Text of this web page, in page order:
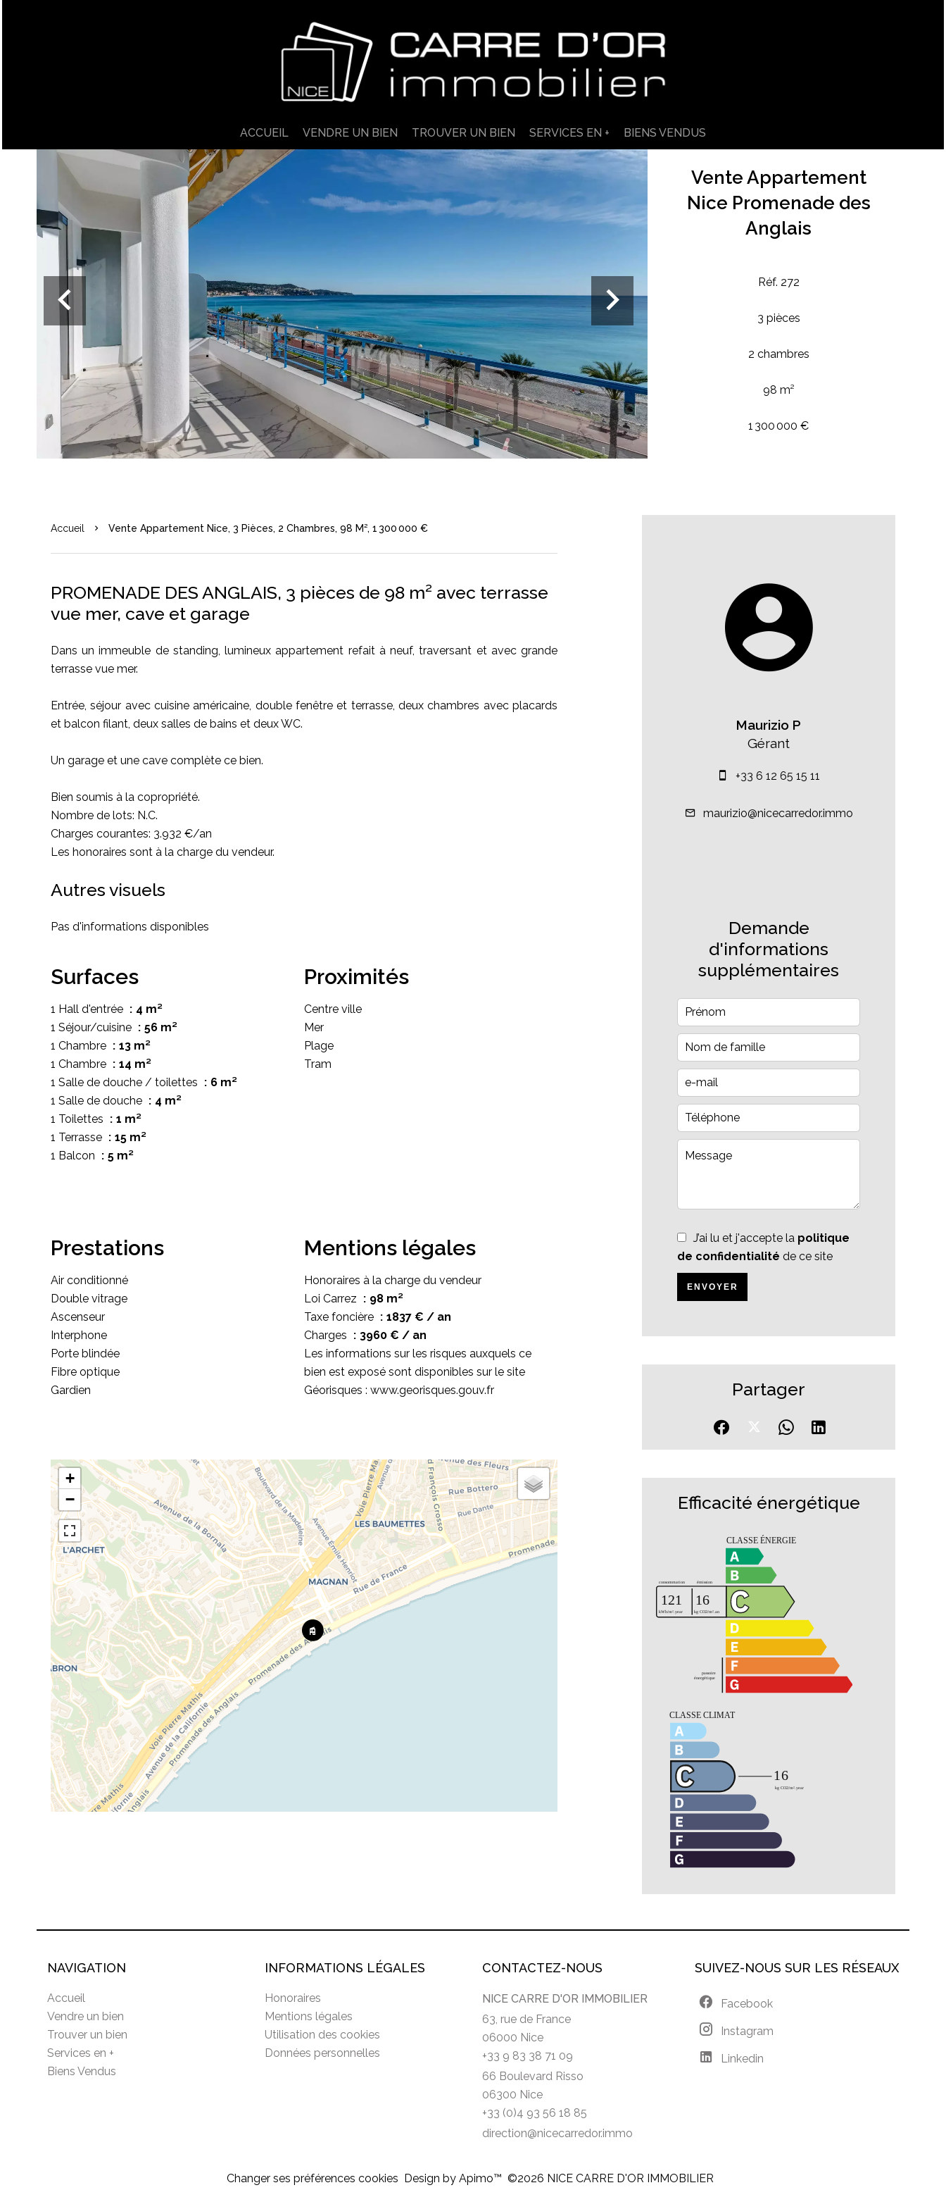
ACCUEIL VENDRE UN BIEN TROUVER UN BIEN SERVICES EN + BIENS VENDUS
Vente Appartement
Nice Promenade des
Anglais
Réf. 272
3 pièces
2 chambres
98 m²
1 300 000 €
Accueil Vente Appartement Nice, 3 Pièces, 2 Chambres, 98 M², 1 300 000 €
PROMENADE DES ANGLAIS, 3 pièces de 98 m² avec terrasse
vue mer, cave et garage
Dans un immeuble de standing, lumineux appartement refait à neuf, traversant et avec grande
terrasse vue mer.
Entrée, séjour avec cuisine américaine, double fenêtre et terrasse, deux chambres avec placards
et balcon filant, deux salles de bains et deux WC.
Un garage et une cave complète ce bien.
Bien soumis à la copropriété.
Nombre de lots: N.C.
Charges courantes: 3.932 €/an
Les honoraires sont à la charge du vendeur.
Autres visuels
Pas d'informations disponibles
Surfaces
1 Hall d'entrée
4 m²
1 Séjour/cuisine
56 m²
1 Chambre
13 m²
1 Chambre
14 m²
1 Salle de douche / toilettes
6 m²
1 Salle de douche
4 m²
1 Toilettes
1 m²
1 Terrasse
15 m²
1 Balcon
5 m²
Proximités
Centre ville
Mer
Plage
Tram
Prestations
Air conditionné
Double vitrage
Ascenseur
Interphone
Porte blindée
Fibre optique
Gardien
Mentions légales
Honoraires à la charge du vendeur
Loi Carrez
98 m²
Taxe foncière
1837 € / an
Charges
3960 € / an
Les informations sur les risques auxquels ce
bien est exposé sont disponibles sur le site
Géorisques : www.georisques.gouv.fr
+
−
Maurizio P
Gérant
+33 6 12 65 15 11
maurizio@nicecarredor.immo
Demande
d'informations
supplémentaires
J’ai lu et j'accepte la politique
de confidentialité de ce site
ENVOYER
Partager
Efficacité énergétique
NAVIGATION
Accueil
Vendre un bien
Trouver un bien
Services en +
Biens Vendus
INFORMATIONS LÉGALES
Honoraires
Mentions légales
Utilisation des cookies
Données personnelles
CONTACTEZ-NOUS
NICE CARRE D'OR IMMOBILIER
63, rue de France
06000 Nice
+33 9 83 38 71 09
66 Boulevard Risso
06300 Nice
+33 (0)4 93 56 18 85
direction@nicecarredor.immo
SUIVEZ-NOUS SUR LES RÉSEAUX
Facebook
Instagram
Linkedin
Changer ses préférences cookies Design by Apimo™ ©2026 NICE CARRE D'OR IMMOBILIER